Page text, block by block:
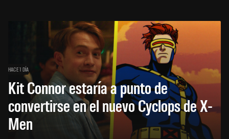
HACE 1 DÍA
Kit Connor estaría a punto de
convertirse en el nuevo Cyclops de X-
Men